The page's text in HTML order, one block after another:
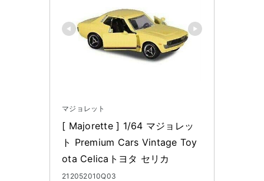
マジョレット
[ Majorette ] 1/64 マジョレッ
ト Premium Cars Vintage Toy
ota Celicaトヨタ セリカ
212052010Q03